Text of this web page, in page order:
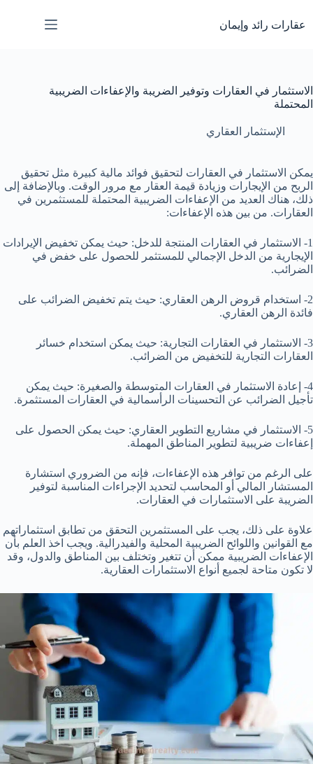
المحتوى
عقارات رائد وإيمان
الاستثمار في العقارات وتوفير الضريبة والإعفاءات الضريبية
المحتملة
الإستثمار العقاري
يمكن الاستثمار في العقارات لتحقيق فوائد مالية كبيرة مثل تحقيق
الربح من الإيجارات وزيادة قيمة العقار مع مرور الوقت. وبالإضافة إلى
ذلك، هناك العديد من الإعفاءات الضريبية المحتملة للمستثمرين في
العقارات. من بين هذه الإعفاءات:
1- الاستثمار في العقارات المنتجة للدخل: حيث يمكن تخفيض الإيرادات
الإيجارية من الدخل الإجمالي للمستثمر للحصول على خفض في
الضرائب.
2- استخدام قروض الرهن العقاري: حيث يتم تخفيض الضرائب على
فائدة الرهن العقاري.
3- الاستثمار في العقارات التجارية: حيث يمكن استخدام خسائر
العقارات التجارية للتخفيض من الضرائب.
4- إعادة الاستثمار في العقارات المتوسطة والصغيرة: حيث يمكن
تأجيل الضرائب عن التحسينات الرأسمالية في العقارات المستثمرة.
5- الاستثمار في مشاريع التطوير العقاري: حيث يمكن الحصول على
إعفاءات ضريبية لتطوير المناطق المهملة.
على الرغم من توافر هذه الإعفاءات، فإنه من الضروري استشارة
المستشار المالي أو المحاسب لتحديد الإجراءات المناسبة لتوفير
الضريبة على الاستثمارات في العقارات.
علاوة على ذلك، يجب على المستثمرين التحقق من تطابق استثماراتهم
مع القوانين واللوائح الضريبية المحلية والفيدرالية. ويجب اخذ العلم بأن
الإعفاءات الضريبية ممكن أن تتغير وتختلف بين المناطق والدول، وقد
لا تكون متاحة لجميع أنواع الاستثمارات العقارية.